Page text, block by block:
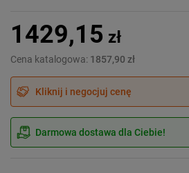
1429,15 zł
Cena katalogowa: 1857,90 zł
Kliknij i negocjuj cenę
Darmowa dostawa dla Ciebie!